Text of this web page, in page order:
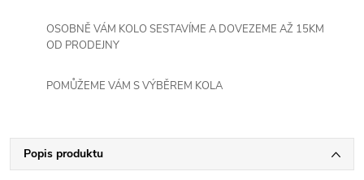
OSOBNĚ VÁM KOLO SESTAVÍME A DOVEZEME AŽ 15KM
OD PRODEJNY
POMŮŽEME VÁM S VÝBĚREM KOLA
Popis produktu